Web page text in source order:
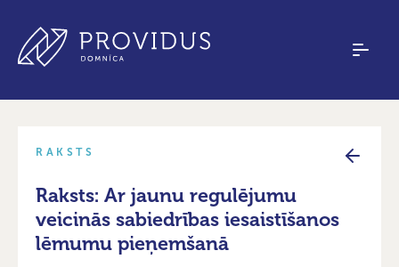
RAKSTS
Raksts: Ar jaunu regulējumu
veicinās sabiedrības iesaistīšanos
lēmumu pieņemšanā